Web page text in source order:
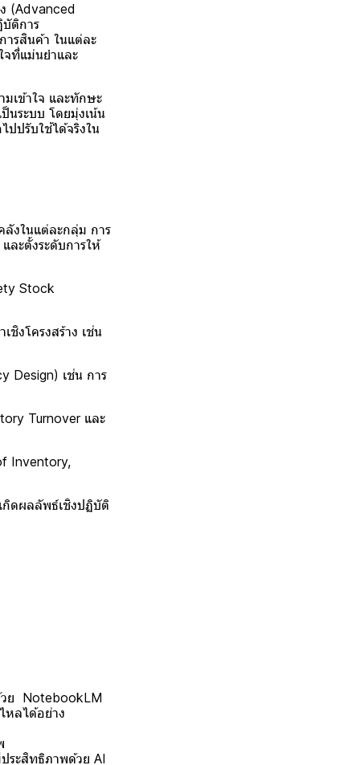
(Advanced
ติการ
ารสินค้า ในแต่ละ
จที่แม่นยำและ
เข้าใจ และทักษะ
นระบบ โดยมุ่งเน้น
ปปรับใช้ได้จริงใน
งในแต่ละกลุ่ม การ
ละตั้งระดับการให้
Stock
งโครงสร้าง เช่น
Design) เช่น การ
Turnover และ
Inventory,
ดผลลัพธ์เชิงปฏิบัติ
วย NotebookLM
หลได้อย่าง
ระสิทธิภาพด้วย AI